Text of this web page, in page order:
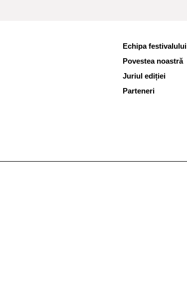
Echipa festivalului
Povestea noastră
Juriul ediției
Parteneri